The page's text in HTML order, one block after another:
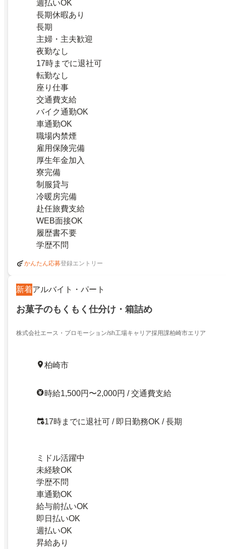
週払いOK
長期休暇あり
長期
主婦・主夫歓迎
夜勤なし
17時までに退社可
転勤なし
座り仕事
交通費支給
バイク通勤OK
車通勤OK
職場内禁煙
雇用保険完備
厚生年金加入
寮完備
制服貸与
冷暖房完備
赴任旅費支給
WEB面接OK
履歴書不要
学歴不問
かんたん応募登録エントリー
新着アルバイト・パート
お菓子のもくもく仕分け・箱詰め
株式会社エース・プロモーション/sh工場キャリア採用課柏崎市エリア
柏崎市
時給1,500円〜2,000円 / 交通費支給
17時までに退社可 / 即日勤務OK / 長期
ミドル活躍中
未経験OK
学歴不問
車通勤OK
給与前払いOK
即日払いOK
週払いOK
昇給あり